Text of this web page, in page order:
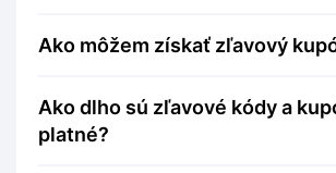
Ako môžem získať zľavový
Ako dlho sú zľavové kódy a kupóny
platné?